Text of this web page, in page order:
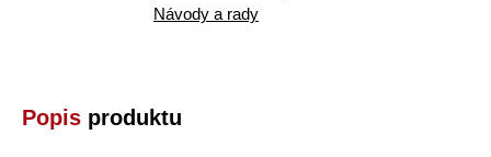
Návody a rady
Popis produktu